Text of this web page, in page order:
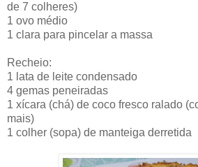
de 7 colheres)
1 ovo médio
1 clara para pincelar a massa
Recheio:
1 lata de leite condensado
4 gemas peneiradas
1 xícara (chá) de coco fresco ralado
mais)
1 colher (sopa) de manteiga derretida